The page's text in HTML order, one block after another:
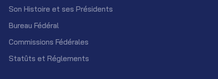
Son Histoire et ses Présidents
Bureau Fédéral
Commissions Fédérales
Statûts et Réglements